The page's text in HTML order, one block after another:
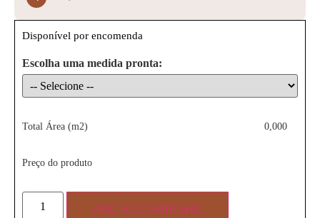
Disponível por encomenda
Escolha uma medida pronta:
Total Área (m2) 0,000
Preço do produto
ADC AO CARRINHO